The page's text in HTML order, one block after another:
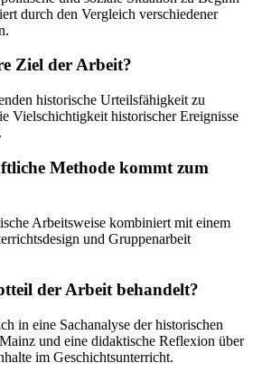
durch den Vergleich verschiedener
Ziel der Arbeit?
historische Urteilsfähigkeit zu
Vielschichtigkeit historischer Ereignisse
Methode kommt zum
Arbeitsweise kombiniert mit einem
und Gruppenarbeit
der Arbeit behandelt?
in eine Sachanalyse der historischen
und eine didaktische Reflexion über
im Geschichtsunterricht.